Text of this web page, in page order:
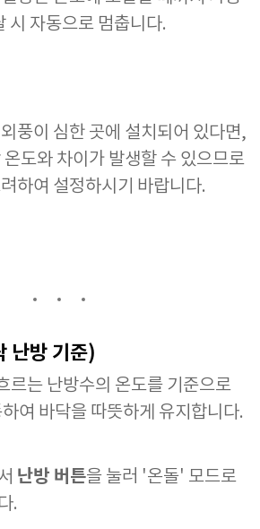
시 자동으로 멈춥니다.
풍이 심한 곳에 설치되어 있다면,
온도와 차이가 발생할 수 있으므로
하여 설정하시기 바랍니다.
난방 기준)
르는 난방수의 온도를 기준으로
여 바닥을 따뜻하게 유지합니다.
난방 버튼을 눌러 '온돌' 모드로
.